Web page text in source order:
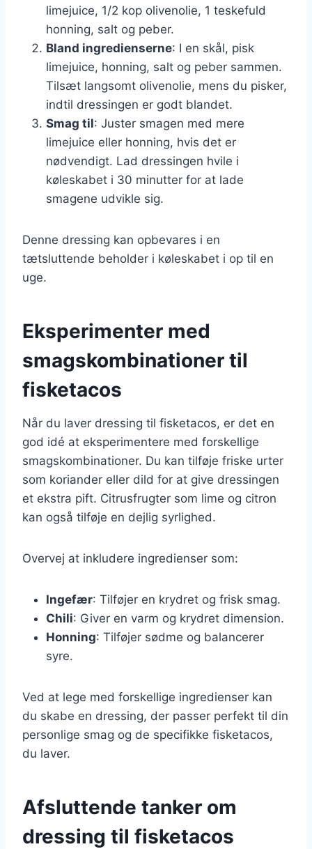
limejuice, 1/2 kop olivenolie, 1 teskefuld
honning, salt og peber.
Bland ingredienserne: I en skål, pisk
limejuice, honning, salt og peber sammen.
Tilsæt langsomt olivenolie, mens du pisker,
indtil dressingen er godt blandet.
Smag til: Juster smagen med mere
limejuice eller honning, hvis det er
nødvendigt. Lad dressingen hvile i
køleskabet i 30 minutter for at lade
smagene udvikle sig.
Denne dressing kan opbevares i en
tætsluttende beholder i køleskabet i op til en
uge.
Eksperimenter med
smagskombinationer til
fisketacos
Når du laver dressing til fisketacos, er det en
god idé at eksperimentere med forskellige
smagskombinationer. Du kan tilføje friske urter
som koriander eller dild for at give dressingen
et ekstra pift. Citrusfrugter som lime og citron
kan også tilføje en dejlig syrlighed.
Overvej at inkludere ingredienser som:
Ingefær: Tilføjer en krydret og frisk smag.
Chili: Giver en varm og krydret dimension.
Honning: Tilføjer sødme og balancerer
syre.
Ved at lege med forskellige ingredienser kan
du skabe en dressing, der passer perfekt til din
personlige smag og de specifikke fisketacos,
du laver.
Afsluttende tanker om
dressing til fisketacos